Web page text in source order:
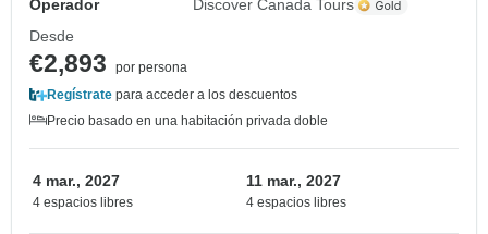
Operador
Discover Canada Tours
Desde
€2,893
por persona
Regístrate para acceder a los descuentos
Precio basado en una habitación privada doble
4 mar., 2027
4 espacios libres
11 mar., 2027
4 espacios libres